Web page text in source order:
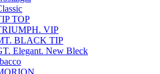
TOP
VIP
BLACK TIP
Elegant. New Bleck